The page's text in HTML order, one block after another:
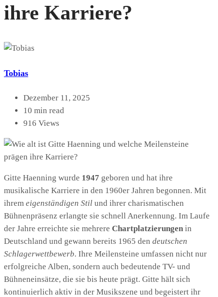
ihre Karriere?
Tobias
Dezember 11, 2025
10 min read
916 Views
Gitte Haenning wurde 1947 geboren und hat ihre
musikalische Karriere in den 1960er Jahren begonnen. Mit
ihrem eigenständigen Stil und ihrer charismatischen
Bühnenpräsenz erlangte sie schnell Anerkennung. Im Laufe
der Jahre erreichte sie mehrere Chartplatzierungen in
Deutschland und gewann bereits 1965 den deutschen
Schlagerwettbewerb. Ihre Meilensteine umfassen nicht nur
erfolgreiche Alben, sondern auch bedeutende TV- und
Bühneneinsätze, die sie bis heute prägt. Gitte hält sich
kontinuierlich aktiv in der Musikszene und begeistert ihr